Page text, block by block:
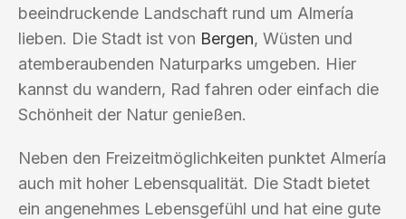
beeindruckende Landschaft rund um Almería
lieben. Die Stadt ist von Bergen, Wüsten und
atemberaubenden Naturparks umgeben. Hier
kannst du wandern, Rad fahren oder einfach die
Schönheit der Natur genießen.
Neben den Freizeitmöglichkeiten punktet Almería
auch mit hoher Lebensqualität. Die Stadt bietet
ein angenehmes Lebensgefühl und hat eine gute